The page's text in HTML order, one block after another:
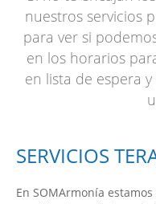
nuestros servicios
para ver si
en los horarios
en lista de espera
SERVICIOS
En SOMArmonía